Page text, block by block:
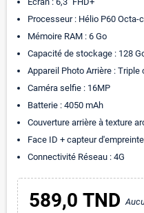
Processeur : Hélio P60 Octa-
Mémoire RAM : 6 Go
Capacité de stockage : 128
Appareil Photo Arrière :
Caméra selfie : 16MP
Batterie : 4050 mAh
Couverture arrière à texture
Face ID + capteur
Connectivité Réseau : 4G
589,0 TND